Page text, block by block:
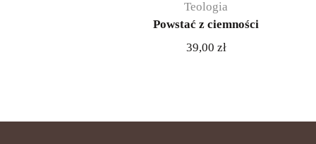
Teologia
Powstać z ciemności
39,00 zł